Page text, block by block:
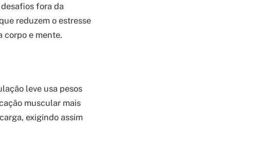
fora da
reduzem o estresse
corpo e mente.
leve usa pesos
muscular mais
exigindo assim